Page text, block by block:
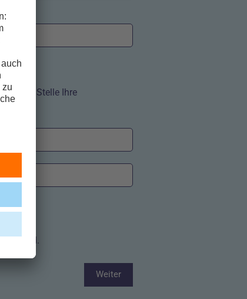
dieser Stelle Ihre
sind.
Weiter